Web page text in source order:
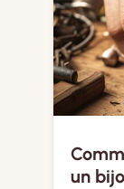
un